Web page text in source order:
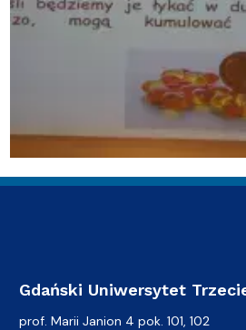
Gdański Uniwersytet
prof. Marii Janion 4 pok. 101, 102